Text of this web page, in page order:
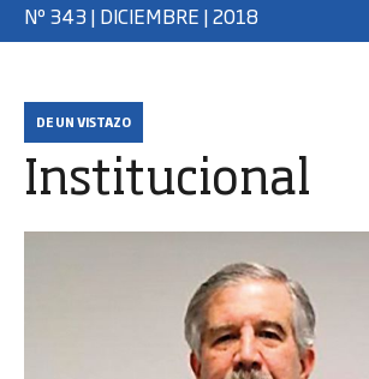
Nº 343 | DICIEMBRE | 2018
DE UN VISTAZO
Institucional